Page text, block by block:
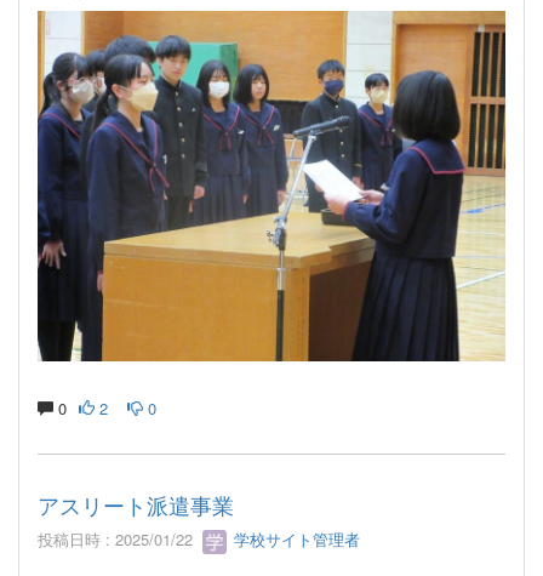
0 2 0
アスリート派遣事業
投稿日時 : 2025/01/22 学校サイト管理者